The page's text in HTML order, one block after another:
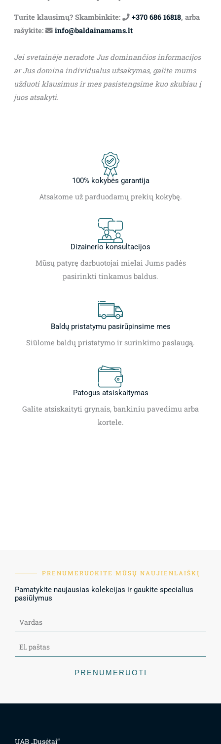
Turite klausimų? Skambinkite: +370 686 16818, arba
rašykite:
info@baldainamams.lt
Jei svetainėje neradote Jus dominančios informacijos
ar Jus domina individualus užsakymas, galite mums
užduoti klausimus ir mes pasistengsime kuo skubiau į
juos atsakyti.
100% kokybės garantija
Atsakome už parduodamų prekių kokybę.
Dizainerio konsultacijos
Mūsų patyrę darbuotojai mielai Jums padės
pasirinkti tinkamus baldus.
Baldų pristatymu pasirūpinsime mes
Siūlome baldų pristatymo ir surinkimo paslaugą.
Patogus atsiskaitymas
Galite atsiskaityti grynais, bankiniu pavedimu arba
kortele.
PRENUMERUOKITE MŪSŲ NAUJIENLAIŠKĮ
Pamatykite naujausias kolekcijas ir gaukite specialius
pasiūlymus
PRENUMERUOTI
UAB „Dusėtai“